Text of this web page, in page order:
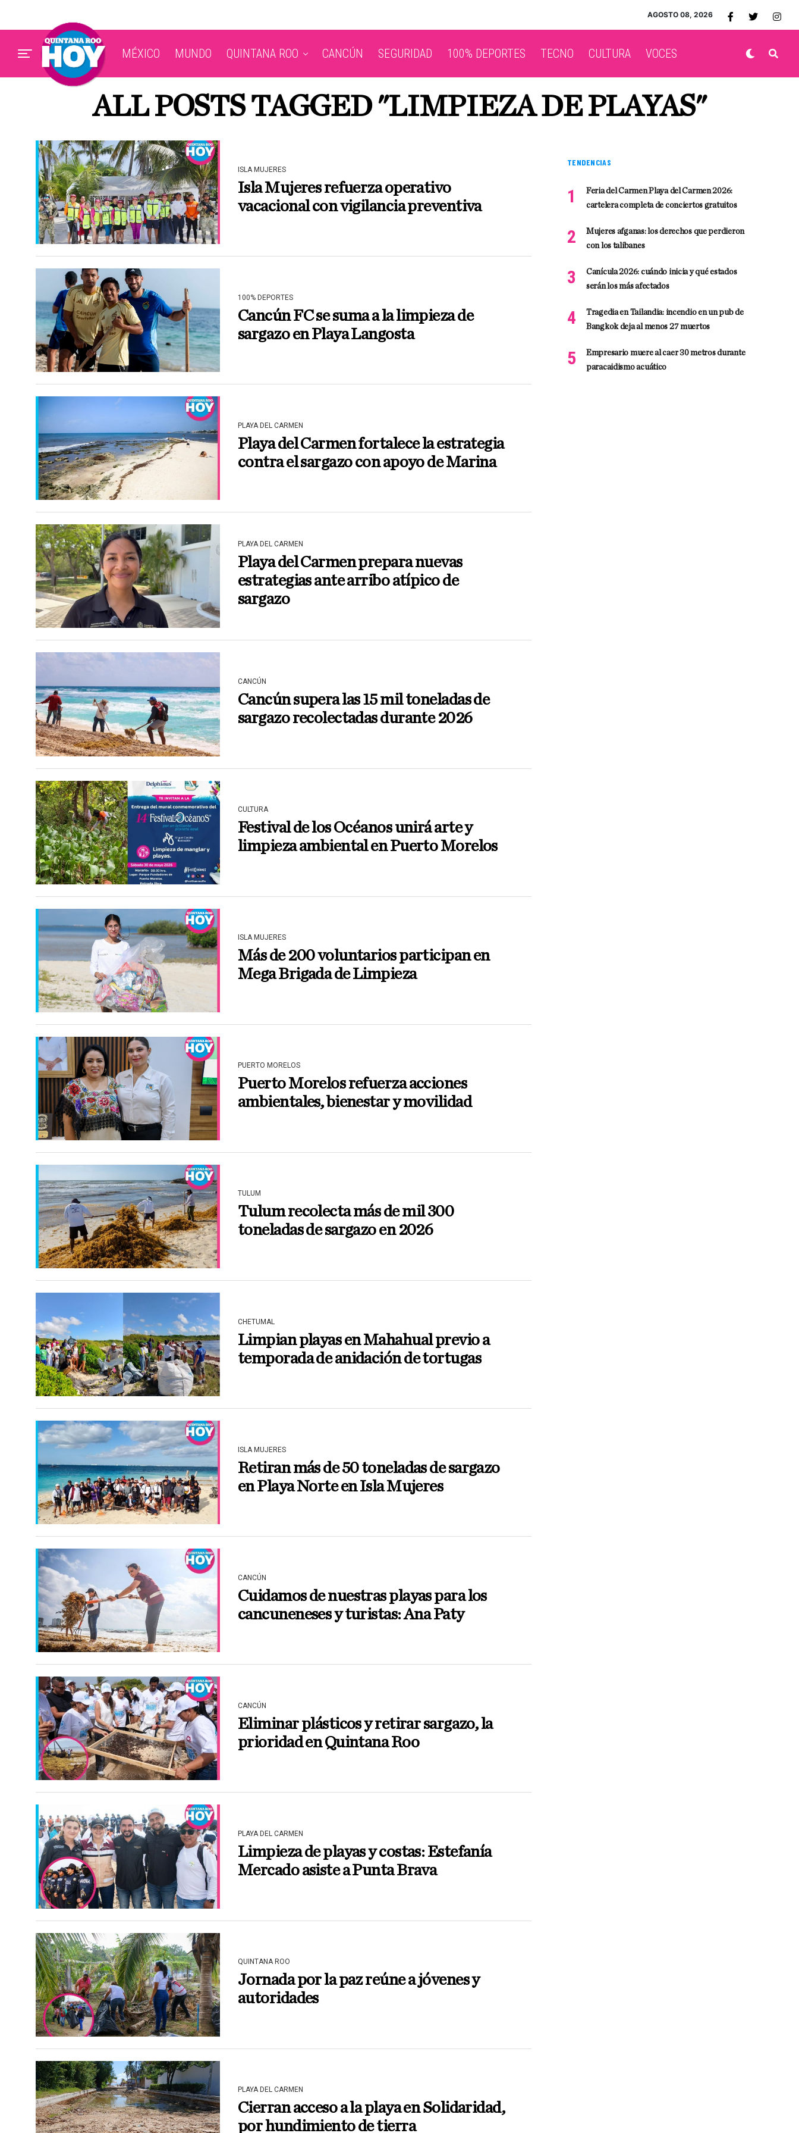
AGOSTO 08, 2026
MÉXICO MUNDO QUINTANA ROO CANCÚN SEGURIDAD 100% DEPORTES TECNO CULTURA VOCES
ALL POSTS TAGGED "LIMPIEZA DE PLAYAS"
ISLA MUJERES
Isla Mujeres refuerza operativo
vacacional con vigilancia preventiva
100% DEPORTES
Cancún FC se suma a la limpieza de
sargazo en Playa Langosta
PLAYA DEL CARMEN
Playa del Carmen fortalece la estrategia
contra el sargazo con apoyo de Marina
PLAYA DEL CARMEN
Playa del Carmen prepara nuevas
estrategias ante arribo atípico de
sargazo
CANCÚN
Cancún supera las 15 mil toneladas de
sargazo recolectadas durante 2026
CULTURA
Festival de los Océanos unirá arte y
limpieza ambiental en Puerto Morelos
ISLA MUJERES
Más de 200 voluntarios participan en
Mega Brigada de Limpieza
PUERTO MORELOS
Puerto Morelos refuerza acciones
ambientales, bienestar y movilidad
TULUM
Tulum recolecta más de mil 300
toneladas de sargazo en 2026
CHETUMAL
Limpian playas en Mahahual previo a
temporada de anidación de tortugas
ISLA MUJERES
Retiran más de 50 toneladas de sargazo
en Playa Norte en Isla Mujeres
CANCÚN
Cuidamos de nuestras playas para los
cancuneneses y turistas: Ana Paty
CANCÚN
Eliminar plásticos y retirar sargazo, la
prioridad en Quintana Roo
PLAYA DEL CARMEN
Limpieza de playas y costas: Estefanía
Mercado asiste a Punta Brava
QUINTANA ROO
Jornada por la paz reúne a jóvenes y
autoridades
PLAYA DEL CARMEN
Cierran acceso a la playa en Solidaridad,
por hundimiento de tierra
TENDENCIAS
Feria del Carmen Playa del Carmen 2026:
cartelera completa de conciertos gratuitos
Mujeres afganas: los derechos que perdieron
con los talibanes
Canícula 2026: cuándo inicia y qué estados
serán los más afectados
Tragedia en Tailandia: incendio en un pub de
Bangkok deja al menos 27 muertos
Empresario muere al caer 30 metros durante
paracaidismo acuático